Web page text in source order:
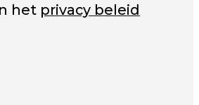
het privacy beleid